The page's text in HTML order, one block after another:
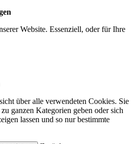
Website. Essenziell, oder für Ihre
über alle verwendeten Cookies. Sie
ganzen Kategorien geben oder sich
lassen und so nur bestimmte